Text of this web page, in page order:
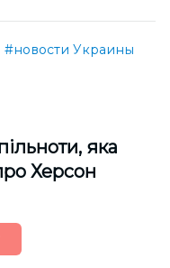
#новости Украины
яка
Херсон